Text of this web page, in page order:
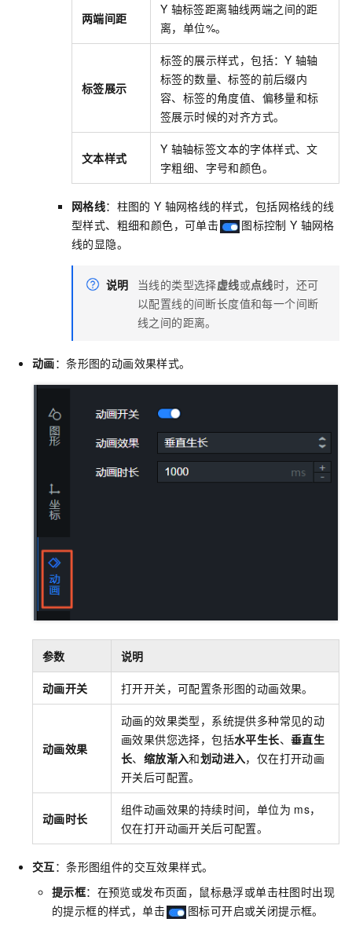
两端间距
Y 轴标签距离轴线两端之间的距
离，单位%。
标签展示
标签的展示样式，包括：Y 轴轴
标签的数量、标签的前后缀内
容、标签的角度值、偏移量和标
签展示时候的对齐方式。
文本样式
Y 轴轴标签文本的字体样式、文
字粗细、字号和颜色。
网格线：柱图的 Y 轴网格线的样式，包括网格线的线
型样式、粗细和颜色，可单击
图标控制 Y 轴网格
线的显隐。
说明 当线的类型选择虚线或点线时，还可
以配置线的间断长度值和每一个间断
线之间的距离。
动画：条形图的动画效果样式。
参数 说明
动画开关 打开开关，可配置条形图的动画效果。
动画效果
动画的效果类型，系统提供多种常见的动
画效果供您选择，包括水平生长、垂直生
长、 缩放渐入和划动进入，仅在打开动画
开关后可配置。
动画时长
组件动画效果的持续时间，单位为 ms，
仅在打开动画开关后可配置。
交互：条形图组件的交互效果样式。
提示框：在预览或发布页面，鼠标悬浮或单击柱图时出现
的提示框的样式，单击
图标可开启或关闭提示框。